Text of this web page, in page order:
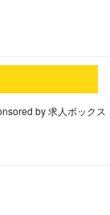
by 求人ボックス